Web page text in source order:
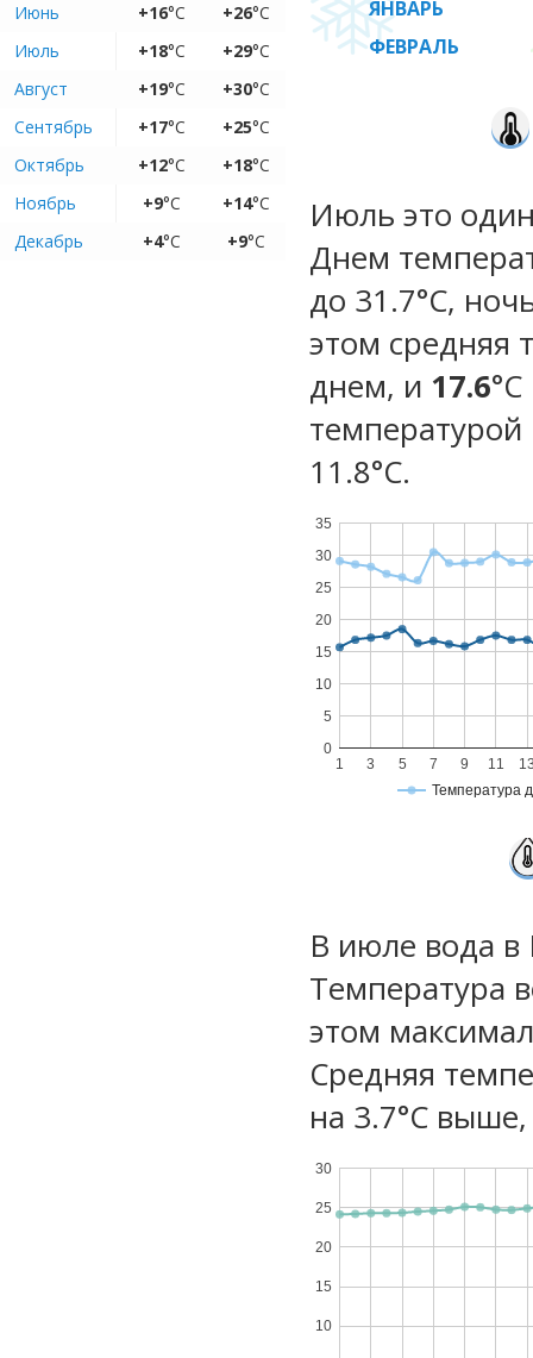
Июнь
+16°C +26°C
Июль
+18°C +29°C
Август
+19°C +30°C
Сентябрь
+17°C +25°C
Октябрь
+12°C +18°C
Ноябрь
+9°C +14°C
Декабрь
+4°C +9°C
ЯНВАРЬ
ФЕВРАЛЬ
Июль это
Днем
до 31.7°C,
этом средняя
днем, и 17.6
температурой
11.8°С.
Температура
1 3 5 7 9 11
0
5
10
15
20
25
30
35
В июле вода в
Температура
этом
Средняя
на 3.7°C
10
15
20
25
30